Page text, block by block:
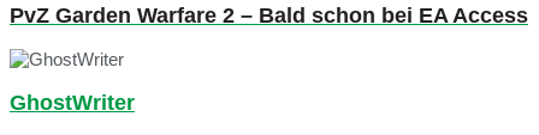
PvZ Garden Warfare 2 – Bald schon bei EA Access
GhostWriter